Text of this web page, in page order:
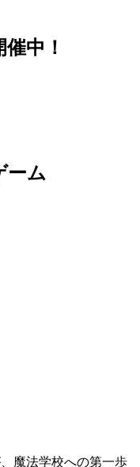
中！
ーム
魔法学校への第一歩